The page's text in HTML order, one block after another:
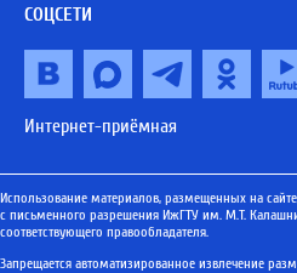
СОЦСЕТИ
Интернет-приёмная
Использование материалов, размещенных на
с письменного разрешения ИжГТУ им. М.Т.
соответствующего правообладателя.
Запрещается автоматизированное извлечение